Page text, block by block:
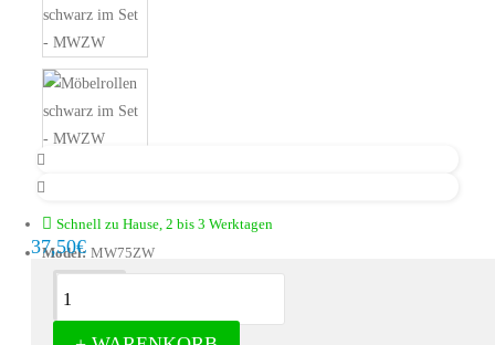
Schnell zu Hause, 2 bis 3 Werktagen
Model: MW75ZW
37,50€
Beschreibung